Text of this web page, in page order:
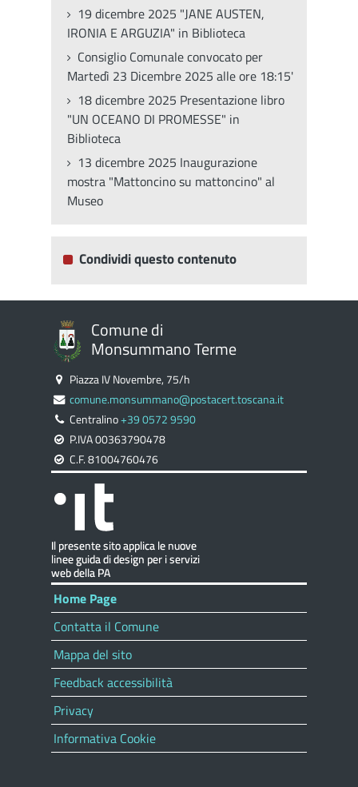
19 dicembre 2025 "JANE AUSTEN,
IRONIA E ARGUZIA" in Biblioteca
Consiglio Comunale convocato per
Martedì 23 Dicembre 2025 alle ore 18:15'
18 dicembre 2025 Presentazione libro
"UN OCEANO DI PROMESSE" in
Biblioteca
13 dicembre 2025 Inaugurazione
mostra "Mattoncino su mattoncino" al
Museo
Condividi questo contenuto
Comune di
Monsummano Terme
Piazza IV Novembre, 75/h
comune.monsummano@postacert.toscana.it
Centralino+39 0572 9590
P.IVA 00363790478
C.F. 81004760476
Home Page
Contatta il Comune
Mappa del sito
Feedback accessibilità
Privacy
Informativa Cookie